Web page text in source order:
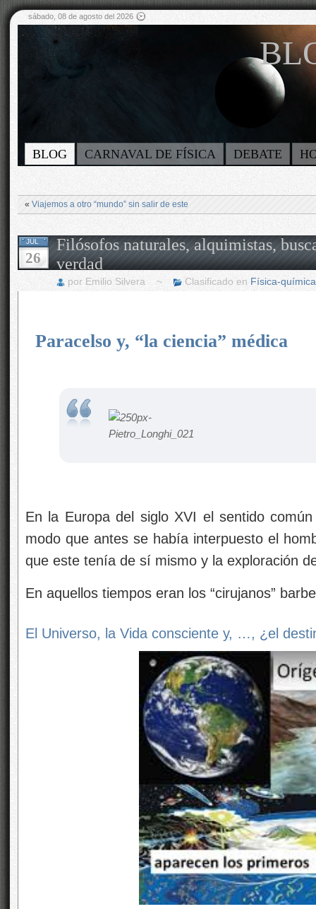
sábado, 08 de agosto del 2026
BLOG CARNAVAL DE FÍSICA DEBATE
« Viajemos a otro “mundo” sin salir de este
JUL
26
Filósofos naturales, alquimistas,
verdad
por Emilio Silvera ~ Clasificado en Física-química
Paracelso y, “la ciencia” médica
En la Europa del siglo XVI el sentido
modo que antes se había interpuesto el
que este tenía de sí mismo y la exploración
En aquellos tiempos eran los “cirujanos”
El Universo, la Vida consciente y, …, ¿el